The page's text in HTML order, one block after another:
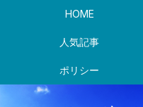
HOME
人気記事
ポリシー